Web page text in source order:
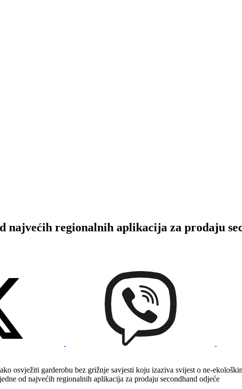
regionalnih aplikacija za prodaju
osvježiti garderobu bez grižnje savjesti koju izaziva svijest o ne-
od najvećih regionalnih aplikacija za prodaju secondhand odjeće